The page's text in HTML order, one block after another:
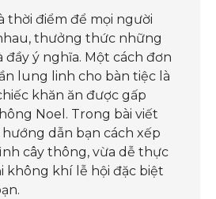
thời điểm để mọi người
thưởng thức những
đầy ý nghĩa. Một cách đơn
lung linh cho bàn tiệc là
khăn ăn được gấp
Noel. Trong bài viết
dẫn bạn cách xếp
cây thông, vừa dễ thực
không khí lễ hội đặc biệt